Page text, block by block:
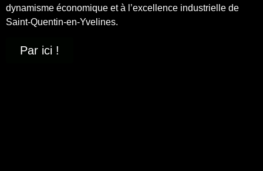
dynamisme économique et à l’excellence industrielle de
Saint-Quentin-en-Yvelines.
Par ici !